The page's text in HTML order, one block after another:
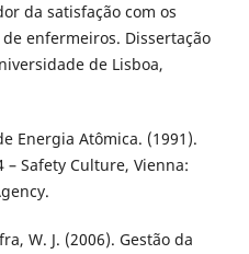
da satisfação com os
enfermeiros. Dissertação
de Lisboa,
Energia Atômica. (1991).
– Safety Culture, Vienna:
W. J. (2006). Gestão da